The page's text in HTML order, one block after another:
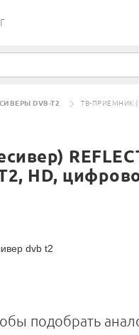
DVB-T2 ТВ-ПРИЕМНИК
HD,
dvb t2
подобрать